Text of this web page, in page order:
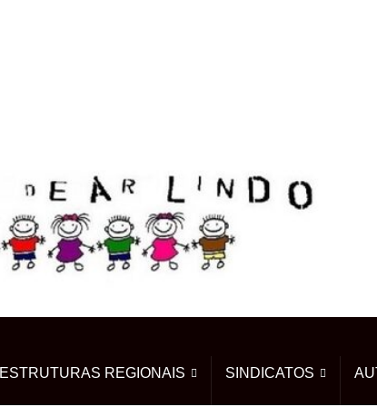
ESTRUTURAS REGIONAIS SINDICATOS